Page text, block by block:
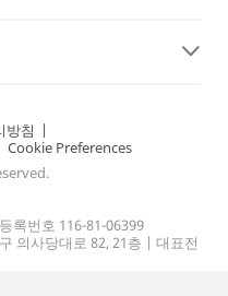
방침 |
Cookie Preferences
록번호 116-81-06399
의사당대로 82, 21층 | 대표전